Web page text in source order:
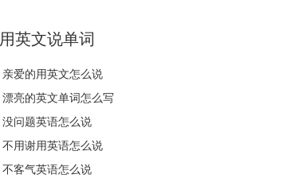
用英文说单词
亲爱的用英文怎么说
漂亮的英文单词怎么写
没问题英语怎么说
不用谢用英语怎么说
不客气英语怎么说